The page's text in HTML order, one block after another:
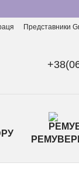
Представники